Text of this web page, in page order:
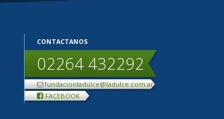
CONTACTANOS
02264 432292
fundacionladulce@ladulce.com.ar
FACEBOOK